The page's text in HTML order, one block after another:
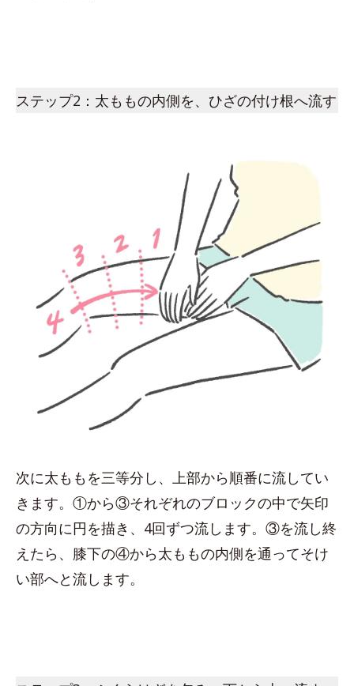
ステップ2：太ももの内側を、ひざの付け根へ流す
次に太ももを三等分し、上部から順番に流してい
きます。①から③それぞれのブロックの中で矢印
の方向に円を描き、4回ずつ流します。③を流し終
えたら、膝下の④から太ももの内側を通ってそけ
い部へと流します。